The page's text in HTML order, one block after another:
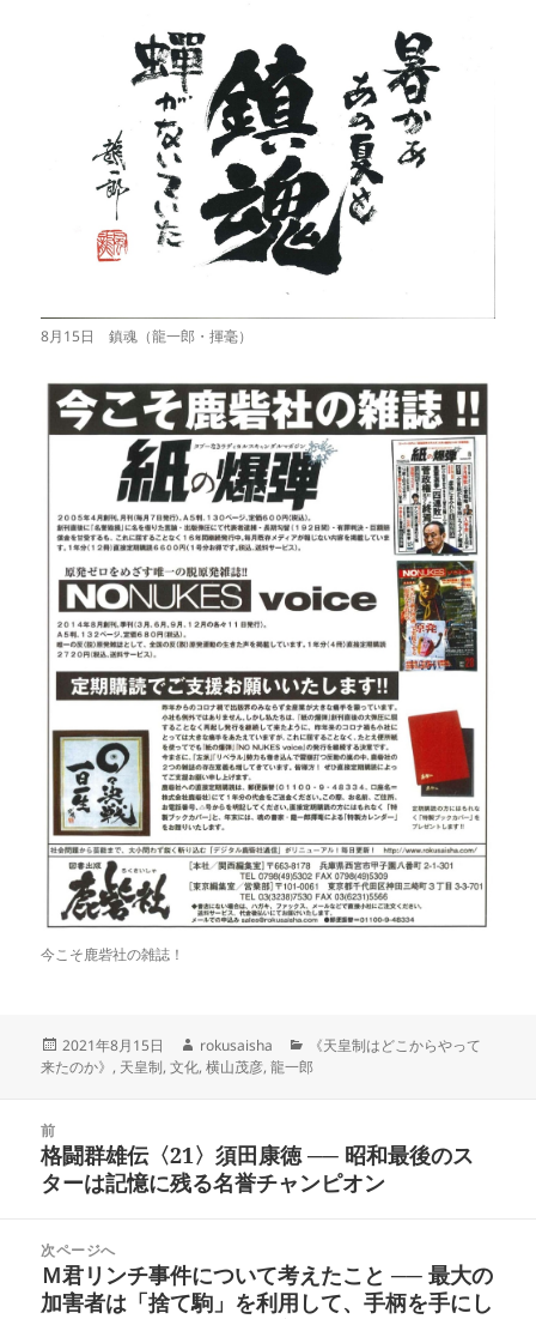
8月15日 鎮魂（龍一郎・揮毫）
今こそ鹿砦社の雑誌！
投
稿
2021年8月15日
作
成
rokusaisha
カ
テ
《天皇制はどこからやって
来たのか》 , 天皇制,文化,横山茂彦,龍一郎
前
前
の
稿:
格闘群雄伝〈21〉須田康徳 ── 昭和最後のス
ターは記憶に残る名誉チャンピオン
次ページへ
次
の
Ｍ君リンチ事件について考えたこと ── 最大の
加害者は「捨て駒」を利用して、手柄を手にし